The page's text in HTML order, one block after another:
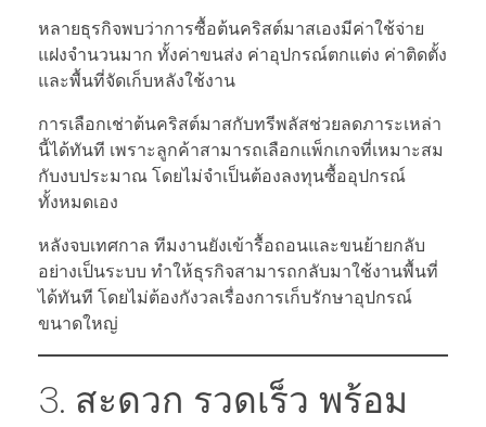
หลายธุรกิจพบว่าการซื้อต้นคริสต์มาสเองมีค่าใช้จ่าย
แฝงจำนวนมาก ทั้งค่าขนส่ง ค่าอุปกรณ์ตกแต่ง ค่าติดตั้ง
และพื้นที่จัดเก็บหลังใช้งาน
การเลือกเช่าต้นคริสต์มาสกับทรีพลัสช่วยลดภาระเหล่า
นี้ได้ทันที เพราะลูกค้าสามารถเลือกแพ็กเกจที่เหมาะสม
กับงบประมาณ โดยไม่จำเป็นต้องลงทุนซื้ออุปกรณ์
ทั้งหมดเอง
หลังจบเทศกาล ทีมงานยังเข้ารื้อถอนและขนย้ายกลับ
อย่างเป็นระบบ ทำให้ธุรกิจสามารถกลับมาใช้งานพื้นที่
ได้ทันที โดยไม่ต้องกังวลเรื่องการเก็บรักษาอุปกรณ์
ขนาดใหญ่
3. สะดวก รวดเร็ว พร้อม